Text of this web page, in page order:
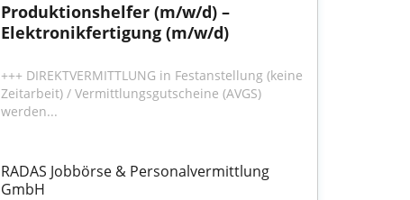
Produktionshelfer (m/w/d) –
Elektronikfertigung (m/w/d)
+++ DIREKTVERMITTLUNG in Festanstellung (keine
Zeitarbeit) / Vermittlungsgutscheine (AVGS)
werden...
RADAS Jobbörse & Personalvermittlung
GmbH